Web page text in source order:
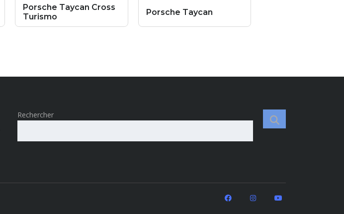
Porsche Taycan Cross
Turismo
Porsche Taycan
Rechercher